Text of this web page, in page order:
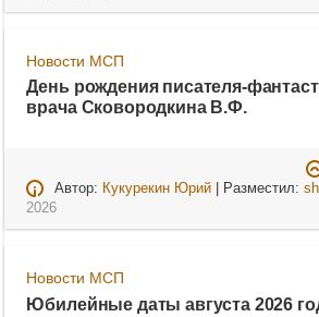
Новости МСП
День рождения писателя-
врача Сковородкина В.Ф.
Автор: Кукурекин Юрий| Разместил:
2026
Новости МСП
Юбилейные даты августа 2026